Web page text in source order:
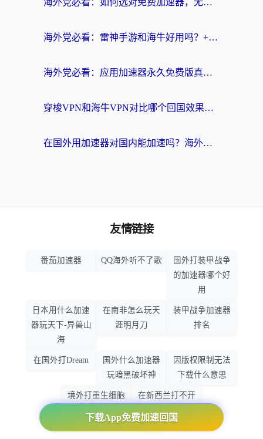
海外党必看：如何选对免费加速器，无缝访问国内资源不踩坑？
海外党必看：雷神手游和海牛好用吗？+3款热门加速器实测对比，附番茄加速器无缝回国指南
海外党必看：应用加速器永久免费版真的存在吗？教你选对回国加速器无缝刷国内资源
穿梭VPN和海牛VPN对比哪个回国效果更好？海外华人亲测3款热门加速器+避坑指南
在国外用加速器对国内能加速吗？海外党亲测有效的无缝访问指南
下载App免费加速回国
友情链接
番茄加速器 QQ海外听不了歌
国外打装甲战争
的加速器哪个好
用
日本用什么加速
器玩天下-异兽山
海
在南非怎么玩天
涯明月刀
装甲战争加速器
排名
在国外打Dream
国外什么加速器
玩暗黑破坏神
因版权限制无法
下载什么意思
境外打重生细胞
加速器哪个好
在新西兰打不开
大智慧怎么办